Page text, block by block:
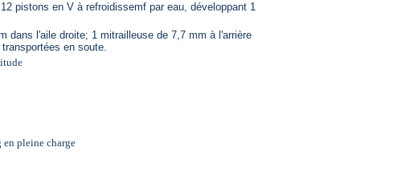
pistons en V à refroidissemf par eau, développant 1
dans l'aile droite; 1 mitrailleuse de 7,7 mm à l'arrière
en soute.
pleine charge